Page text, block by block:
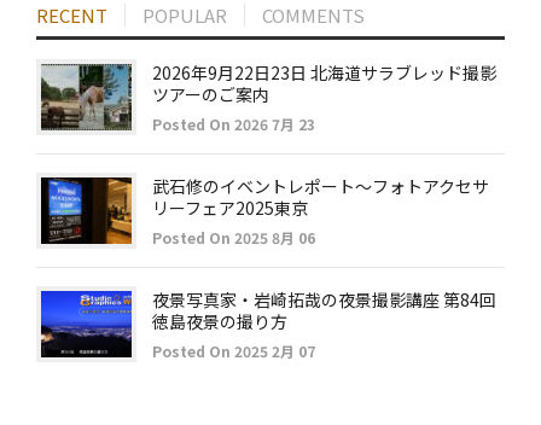
RECENT POPULAR COMMENTS
2026年9月22日23日 北海道サラブレッド撮影
ツアーのご案内
Posted On 2026 7月 23
武石修のイベントレポート～フォトアクセサ
リーフェア2025東京
Posted On 2025 8月 06
夜景写真家・岩崎拓哉の夜景撮影講座 第84回
徳島夜景の撮り方
Posted On 2025 2月 07